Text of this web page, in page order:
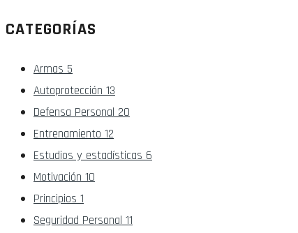
CATEGORÍAS
Armas 5
Autoprotección 13
Defensa Personal 20
Entrenamiento 12
Estudios y estadísticas 6
Motivación 10
Principios 1
Seguridad Personal 11